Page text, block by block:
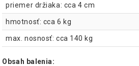
priemer držiaka: cca 4 cm
hmotnosť: cca 6 kg
max. nosnosť: cca 140 kg
Obsah balenia: